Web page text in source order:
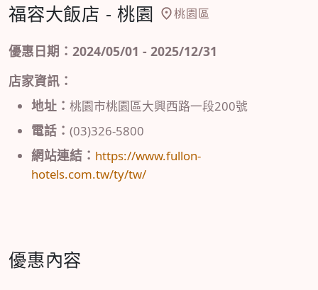
福容大飯店 - 桃園 桃園區
優惠日期：2024/05/01 - 2025/12/31
店家資訊：
地址： 桃園市桃園區大興西路一段200號
電話： (03)326-5800
網站連結： https://www.fullon-
hotels.com.tw/ty/tw/
優惠內容